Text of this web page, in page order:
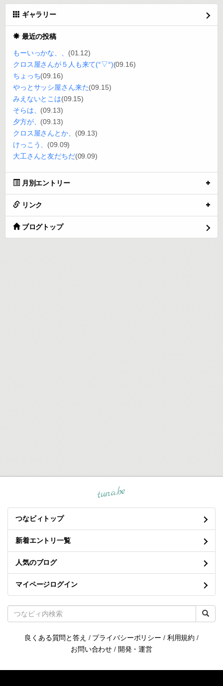
ギャラリー
最近の投稿
もーいっかな、、 (01.12)
クロス屋さんが５人も来て(°▽°)(09.16)
ちょっち(09.16)
やっとサッシ屋さん来た(09.15)
みえないとこは(09.15)
そらは、 (09.13)
夕方が、 (09.13)
クロス屋さんとか、 (09.13)
けっこう、 (09.09)
大工さんと友だちだ(09.09)
月別エントリー
リンク
ブログトップ
tuna.be
つなビィトップ
新着エントリ一覧
人気のブログ
マイページログイン
良くある質問と答え / プライバシーポリシー / 利用規約 /
お問い合わせ / 開発・運営